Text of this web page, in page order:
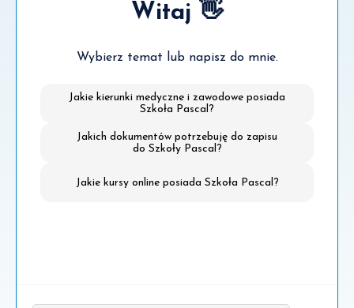
Witaj 👋
Wybierz temat lub napisz do mnie.
Jakie kierunki medyczne i zawodowe posiada
Szkoła Pascal?
Jakich dokumentów potrzebuję do zapisu
do Szkoły Pascal?
Jakie kursy online posiada Szkoła Pascal?